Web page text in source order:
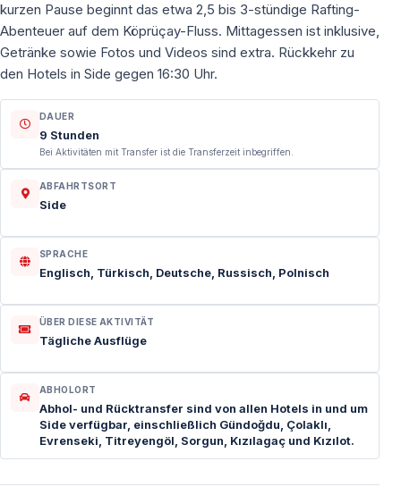
kurzen Pause beginnt das etwa 2,5 bis 3-stündige Rafting-
Abenteuer auf dem Köprüçay-Fluss. Mittagessen ist inklusive,
Getränke sowie Fotos und Videos sind extra. Rückkehr zu
den Hotels in Side gegen 16:30 Uhr.
DAUER
9 Stunden
Bei Aktivitäten mit Transfer ist die Transferzeit inbegriffen.
ABFAHRTSORT
Side
SPRACHE
Englisch, Türkisch, Deutsche, Russisch, Polnisch
ÜBER DIESE AKTIVITÄT
Tägliche Ausflüge
ABHOLORT
Abhol- und Rücktransfer sind von allen Hotels in und um
Side verfügbar, einschließlich Gündoğdu, Çolaklı,
Evrenseki, Titreyengöl, Sorgun, Kızılagaç und Kızılot.